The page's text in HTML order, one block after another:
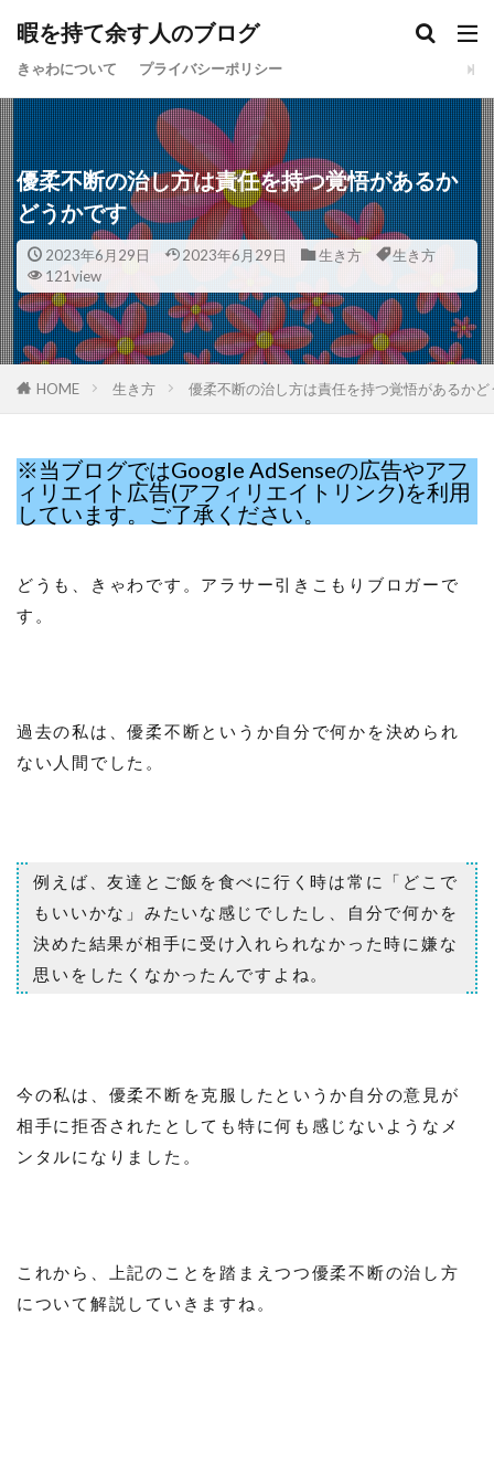
暇を持て余す人のブログ
きゃわについて プライバシーポリシー
優柔不断の治し方は責任を持つ覚悟があるか
どうかです
2023年6月29日 2023年6月29日 生き方
生き方
121view
HOME 生き方 優柔不断の治し方は責任を持つ覚悟があるかど
※当ブログではGoogle AdSenseの広告やアフ
ィリエイト広告(アフィリエイトリンク)を利用
しています。ご了承ください。
どうも、きゃわです。アラサー引きこもりブロガーで
す。
過去の私は、優柔不断というか自分で何かを決められ
ない人間でした。
例えば、友達とご飯を食べに行く時は常に「どこで
もいいかな」みたいな感じでしたし、自分で何かを
決めた結果が相手に受け入れられなかった時に嫌な
思いをしたくなかったんですよね。
今の私は、優柔不断を克服したというか自分の意見が
相手に拒否されたとしても特に何も感じないようなメ
ンタルになりました。
これから、上記のことを踏まえつつ優柔不断の治し方
について解説していきますね。